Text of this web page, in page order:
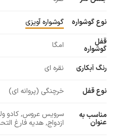
نوع گوشواره
گوشواره آویزی
قفل
گوشواره امگا
رنگ آبکاری نقره ای
نوع قفل خرچنگی (پروانه ای)
مناسب به
عنوان
سرویس عروس, کادو
ازدواج, هدیه فارغ